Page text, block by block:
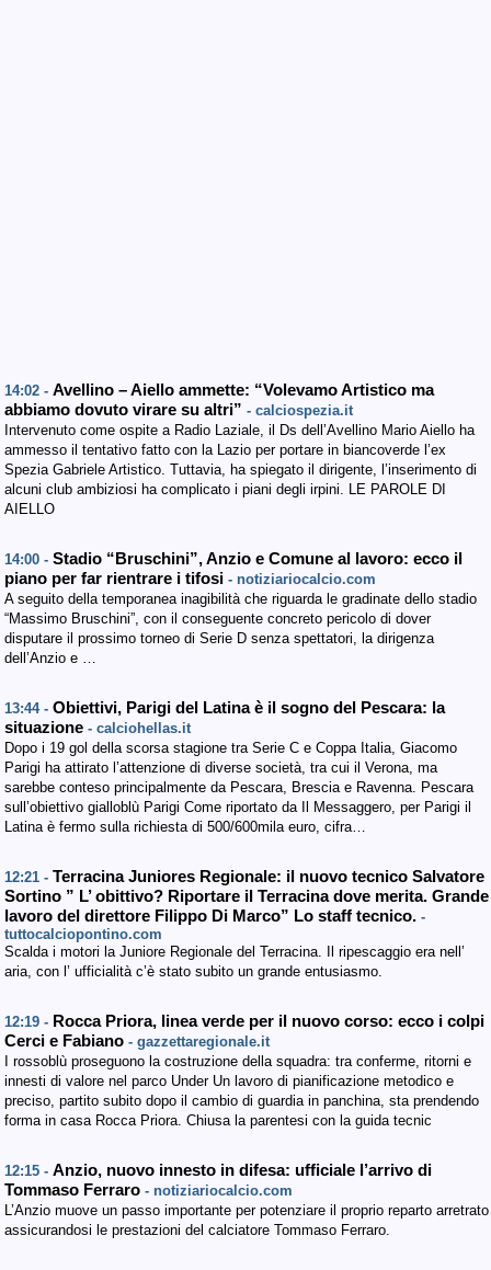
14:02 - Avellino – Aiello ammette: “Volevamo Artistico ma
abbiamo dovuto virare su altri” - calciospezia.it
Intervenuto come ospite a Radio Laziale, il Ds dell’Avellino Mario Aiello ha
ammesso il tentativo fatto con la Lazio per portare in biancoverde l’ex
Spezia Gabriele Artistico. Tuttavia, ha spiegato il dirigente, l’inserimento di
alcuni club ambiziosi ha complicato i piani degli irpini. LE PAROLE DI
AIELLO
14:00 - Stadio “Bruschini”, Anzio e Comune al lavoro: ecco il
piano per far rientrare i tifosi - notiziariocalcio.com
A seguito della temporanea inagibilità che riguarda le gradinate dello stadio
“Massimo Bruschini”, con il conseguente concreto pericolo di dover
disputare il prossimo torneo di Serie D senza spettatori, la dirigenza
dell’Anzio e …
13:44 - Obiettivi, Parigi del Latina è il sogno del Pescara: la
situazione - calciohellas.it
Dopo i 19 gol della scorsa stagione tra Serie C e Coppa Italia, Giacomo
Parigi ha attirato l’attenzione di diverse società, tra cui il Verona, ma
sarebbe conteso principalmente da Pescara, Brescia e Ravenna. Pescara
sull’obiettivo gialloblù Parigi Come riportato da Il Messaggero, per Parigi il
Latina è fermo sulla richiesta di 500/600mila euro, cifra…
12:21 - Terracina Juniores Regionale: il nuovo tecnico Salvatore
Sortino ” L’ obittivo? Riportare il Terracina dove merita. Grande
lavoro del direttore Filippo Di Marco” Lo staff tecnico. -
tuttocalciopontino.com
Scalda i motori la Juniore Regionale del Terracina. Il ripescaggio era nell’
aria, con l’ ufficialità c’è stato subito un grande entusiasmo.
12:19 - Rocca Priora, linea verde per il nuovo corso: ecco i colpi
Cerci e Fabiano - gazzettaregionale.it
I rossoblù proseguono la costruzione della squadra: tra conferme, ritorni e
innesti di valore nel parco Under Un lavoro di pianificazione metodico e
preciso, partito subito dopo il cambio di guardia in panchina, sta prendendo
forma in casa Rocca Priora. Chiusa la parentesi con la guida tecnic
12:15 - Anzio, nuovo innesto in difesa: ufficiale l’arrivo di
Tommaso Ferraro - notiziariocalcio.com
L’Anzio muove un passo importante per potenziare il proprio reparto arretrato
assicurandosi le prestazioni del calciatore Tommaso Ferraro.